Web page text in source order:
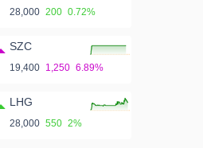
28,000 200 0.72%
SZC
19,400 1,250 6.89%
LHG
28,000 550 2%